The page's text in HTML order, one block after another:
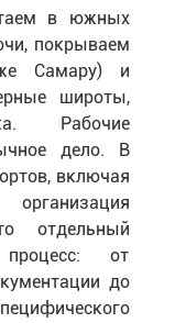
в южных
покрываем
Самару) и
широты,
Рабочие
дело. В
включая
отдельный
процесс: от
до